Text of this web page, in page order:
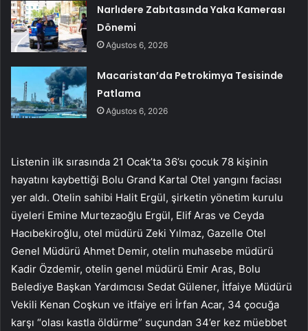
Narlıdere Zabıtasında Yaka Kamerası
Dönemi
Ağustos 6, 2026
Macaristan’da Petrokimya Tesisinde
Patlama
Ağustos 6, 2026
Listenin ilk sırasında 21 Ocak’ta 36’sı çocuk 78 kişinin
hayatını kaybettiği Bolu Grand Kartal Otel yangını faciası
yer aldı. Otelin sahibi Halit Ergül, şirketin yönetim kurulu
üyeleri Emine Murtezaoğlu Ergül, Elif Aras ve Ceyda
Hacıbekiroğlu, otel müdürü Zeki Yılmaz, Gazelle Otel
Genel Müdürü Ahmet Demir, otelin muhasebe müdürü
Kadir Özdemir, otelin genel müdürü Emir Aras, Bolu
Belediye Başkan Yardımcısı Sedat Gülener, İtfaiye Müdürü
Vekili Kenan Coşkun ve itfaiye eri İrfan Acar, 34 çocuğa
karşı “olası kastla öldürme” suçundan 34’er kez müebbet